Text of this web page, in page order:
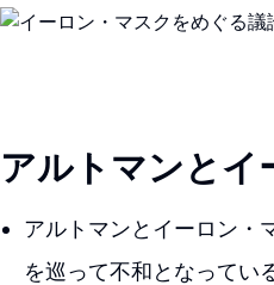
アルトマンとイ
アルトマンとイーロン・
を巡って不和となってい